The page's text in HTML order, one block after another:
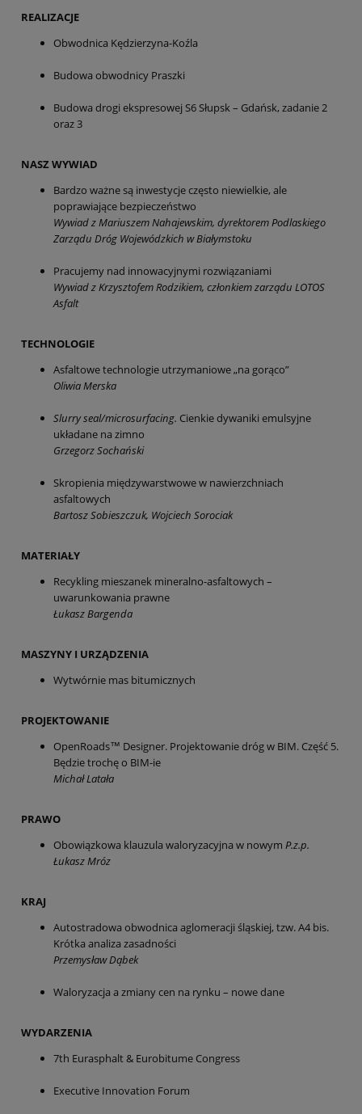
REALIZACJE
Obwodnica Kędzierzyna-Koźla
Budowa obwodnicy Praszki
Budowa drogi ekspresowej S6 Słupsk – Gdańsk, zadanie 2
oraz 3
NASZ WYWIAD
Bardzo ważne są inwestycje często niewielkie, ale
poprawiające bezpieczeństwo
Wywiad z Mariuszem Nahajewskim, dyrektorem Podlaskiego
Zarządu Dróg Wojewódzkich w Białymstoku
Pracujemy nad innowacyjnymi rozwiązaniami
Wywiad z Krzysztofem Rodzikiem, członkiem zarządu LOTOS
Asfalt
TECHNOLOGIE
Asfaltowe technologie utrzymaniowe „na gorąco”
Oliwia Merska
Slurry seal/microsurfacing. Cienkie dywaniki emulsyjne
układane na zimno
Grzegorz Sochański
Skropienia międzywarstwowe w nawierzchniach
asfaltowych
Bartosz Sobieszczuk, Wojciech Sorociak
MATERIAŁY
Recykling mieszanek mineralno-asfaltowych –
uwarunkowania prawne
Łukasz Bargenda
MASZYNY I URZĄDZENIA
Wytwórnie mas bitumicznych
PROJEKTOWANIE
OpenRoads™ Designer. Projektowanie dróg w BIM. Część 5.
Będzie trochę o BIM-ie
Michał Latała
PRAWO
Obowiązkowa klauzula waloryzacyjna w nowym P.z.p.
Łukasz Mróz
KRAJ
Autostradowa obwodnica aglomeracji śląskiej, tzw. A4 bis.
Krótka analiza zasadności
Przemysław Dąbek
Waloryzacja a zmiany cen na rynku – nowe dane
WYDARZENIA
7th Eurasphalt & Eurobitume Congress
Executive Innovation Forum